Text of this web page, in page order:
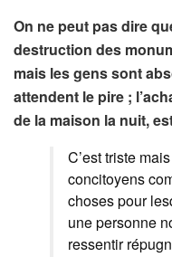
On ne peut pas dire
destruction des
mais les gens sont
attendent le pire ;
de la maison la nuit,
C’est triste
concitoyens
choses pour
une personne
ressentir